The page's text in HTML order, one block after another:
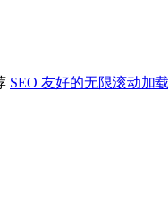
SEO 友好的无限滚动加